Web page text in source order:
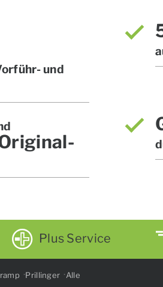
und
Plus Service
Prillinger Alle